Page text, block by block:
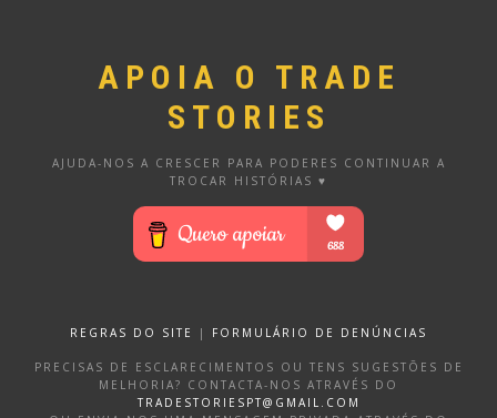
APOIA O TRADE
STORIES
AJUDA-NOS A CRESCER PARA PODERES CONTINUAR A
TROCAR HISTÓRIAS ♥
REGRAS DO SITE | FORMULÁRIO DE DENÚNCIAS
PRECISAS DE ESCLARECIMENTOS OU TENS SUGESTÕES DE
MELHORIA? CONTACTA-NOS ATRAVÉS DO
TRADESTORIESPT@GMAIL.COM